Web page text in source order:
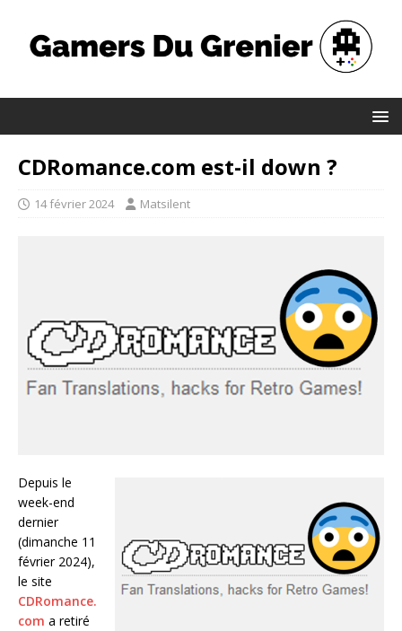
CDRomance.com est-il down ?
14 février 2024 Matsilent
Depuis le
week-end
dernier
(dimanche 11
février 2024),
le site
CDRomance.
com a retiré